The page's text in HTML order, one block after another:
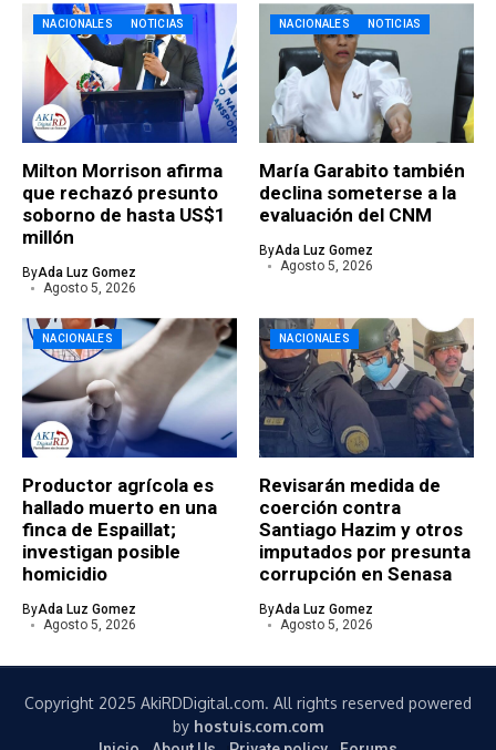
NACIONALES NOTICIAS
Milton Morrison afirma
que rechazó presunto
soborno de hasta US$1
millón
ByAda Luz Gomez
Agosto 5, 2026
NACIONALES NOTICIAS
María Garabito también
declina someterse a la
evaluación del CNM
ByAda Luz Gomez
Agosto 5, 2026
NACIONALES
Productor agrícola es
hallado muerto en una
finca de Espaillat;
investigan posible
homicidio
ByAda Luz Gomez
Agosto 5, 2026
NACIONALES
Revisarán medida de
coerción contra
Santiago Hazim y otros
imputados por presunta
corrupción en Senasa
ByAda Luz Gomez
Agosto 5, 2026
Copyright 2025 AkiRDDigital.com. All rights reserved powered
by hostuis.com.com